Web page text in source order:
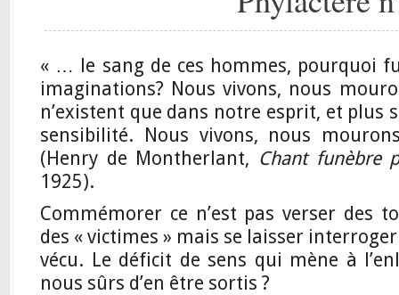
« … le sang de ces hommes, pourquoi
imaginations? Nous vivons, nous
n’existent que dans notre esprit, et plus
sensibilité. Nous vivons, nous
(Henry de Montherlant, Chant funèbre
1925).
Commémorer ce n’est pas verser des
des « victimes » mais se laisser
vécu. Le déficit de sens qui mène à
nous sûrs d’en être sortis ?